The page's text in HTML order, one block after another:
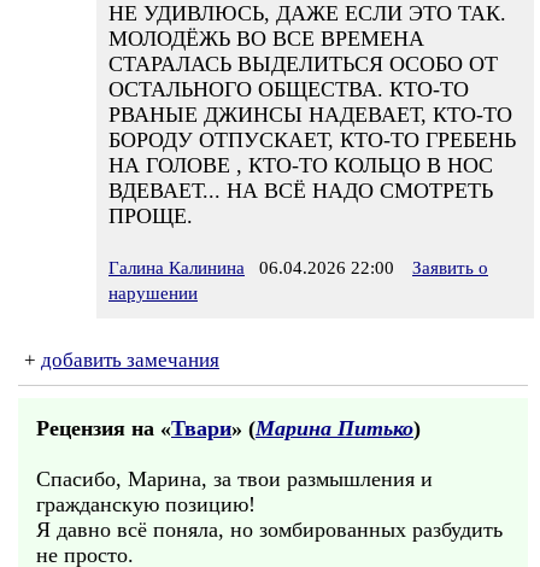
НЕ УДИВЛЮСЬ, ДАЖЕ ЕСЛИ ЭТО ТАК.
МОЛОДЁЖЬ ВО ВСЕ ВРЕМЕНА
СТАРАЛАСЬ ВЫДЕЛИТЬСЯ ОСОБО ОТ
ОСТАЛЬНОГО ОБЩЕСТВА. КТО-ТО
РВАНЫЕ ДЖИНСЫ НАДЕВАЕТ, КТО-ТО
БОРОДУ ОТПУСКАЕТ, КТО-ТО ГРЕБЕНЬ
НА ГОЛОВЕ , КТО-ТО КОЛЬЦО В НОС
ВДЕВАЕТ... НА ВСЁ НАДО СМОТРЕТЬ
ПРОЩЕ.
Галина Калинина 06.04.2026 22:00
Заявить о
нарушении
+ добавить замечания
Рецензия на «Твари» (Марина Питько)
Спасибо, Марина, за твои размышления и
гражданскую позицию!
Я давно всё поняла, но зомбированных разбудить
не просто.